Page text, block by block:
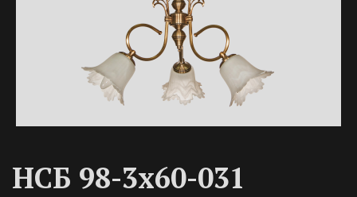
НСБ 98-3х60-031